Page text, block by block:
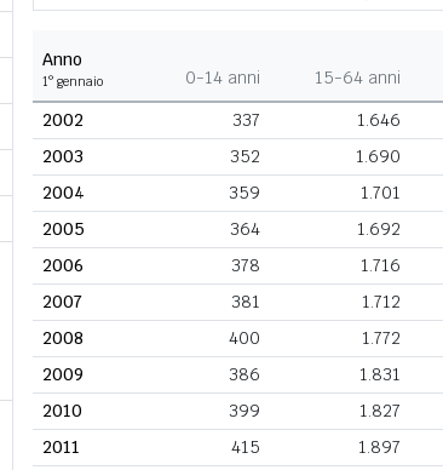
Anno
1° gennaio 0-14 anni 15-64 anni
2002
337 1.646
2003
352 1.690
2004
359 1.701
2005
364 1.692
2006
378 1.716
2007
381 1.712
2008
400 1.772
2009
386 1.831
2010
399 1.827
2011
415 1.897